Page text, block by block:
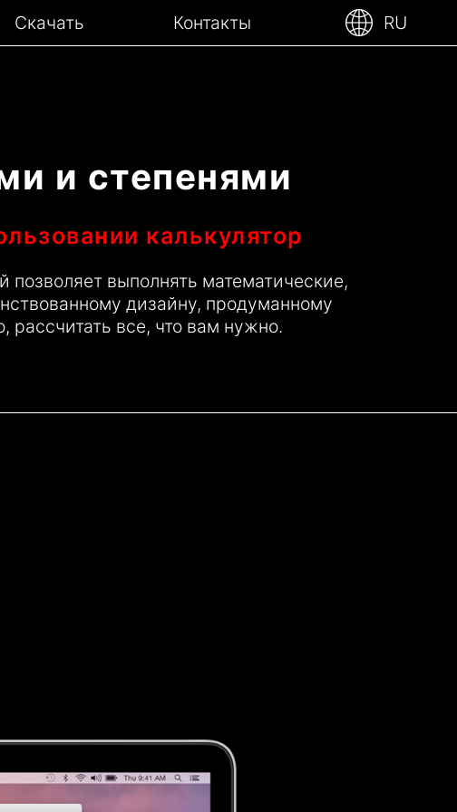
RU
Контакты
Скачать
и степенями
калькулятор
выполнять математические,
дизайну, продуманному
все, что вам нужно.